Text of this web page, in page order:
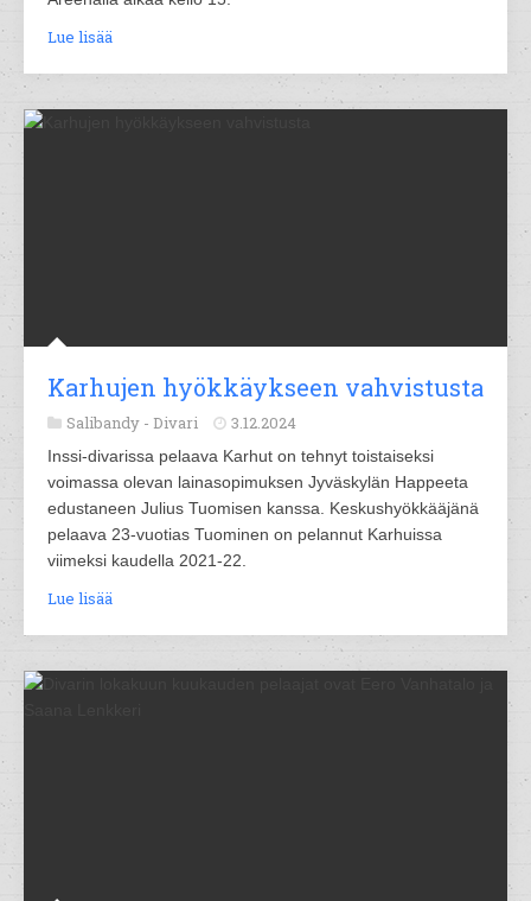
Lue lisää
Karhujen hyökkäykseen vahvistusta
Salibandy - Divari 3.12.2024
Inssi-divarissa pelaava Karhut on tehnyt toistaiseksi
voimassa olevan lainasopimuksen Jyväskylän Happeeta
edustaneen Julius Tuomisen kanssa. Keskushyökkääjänä
pelaava 23-vuotias Tuominen on pelannut Karhuissa
viimeksi kaudella 2021-22.
Lue lisää